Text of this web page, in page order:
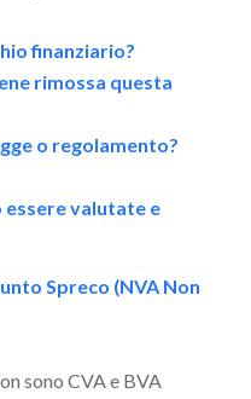
finanziario?
rimossa questa
o regolamento?
valutate e
Spreco (NVA Non
sono CVA e BVA